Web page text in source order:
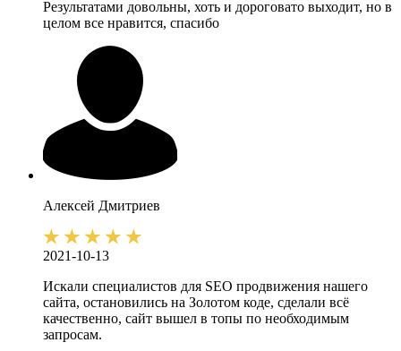
Результатами довольны, хоть и дороговато выходит, но в
целом все нравится, спасибо
Алексей Дмитриев
2021-10-13
Искали специалистов для SEO продвижения нашего
сайта, остановились на Золотом коде, сделали всё
качественно, сайт вышел в топы по необходимым
запросам.